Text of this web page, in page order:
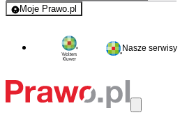
Moje Prawo.pl
- rejestracja i logowanie do serwisu
Nasze serwisy